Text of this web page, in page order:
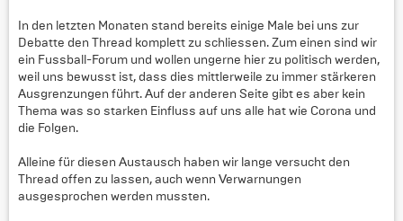
In den letzten Monaten stand bereits einige Male bei uns zur
Debatte den Thread komplett zu schliessen. Zum einen sind wir
ein Fussball-Forum und wollen ungerne hier zu politisch werden,
weil uns bewusst ist, dass dies mittlerweile zu immer stärkeren
Ausgrenzungen führt. Auf der anderen Seite gibt es aber kein
Thema was so starken Einfluss auf uns alle hat wie Corona und
die Folgen.
Alleine für diesen Austausch haben wir lange versucht den
Thread offen zu lassen, auch wenn Verwarnungen
ausgesprochen werden mussten.